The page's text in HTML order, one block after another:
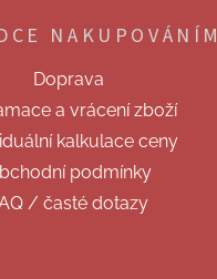
NAKUPOVÁNÍM
Doprava
a vrácení zboží
kalkulace ceny
podmínky
/ časté dotazy